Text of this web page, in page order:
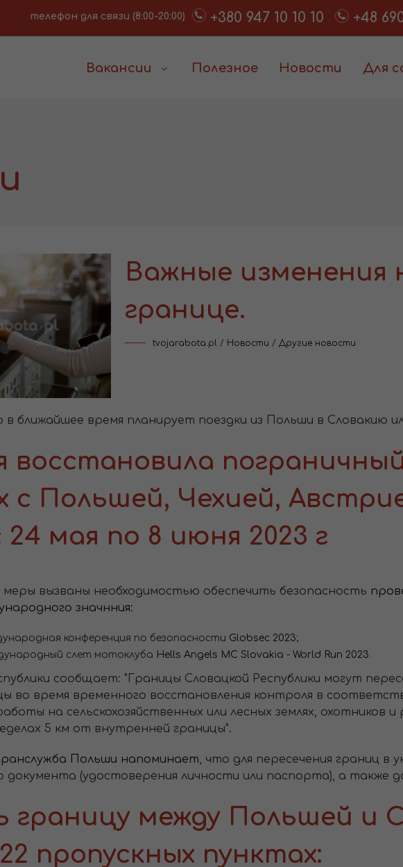
телефон для связи (8:00-20:00) +380 947 10 10 10 +48
Вакансии Полезное Новости Для
Важные изменения
границе.
tvojarabota.pl / Новости /Другие новости
в ближайшее время планирует поездки из Польши в Словакию
восстановила
с Польшей, Чехией,
24 мая по 8 июня 2023 г
меры вызваны необходимостью обеспечить безопасность
значнния:
конференция по безопасности Globsec 2023;
слет мотоклуба Hells Angels MC Slovakia - World Run 2023.
сообщает: "Границы Словацкой Республики могут
во время временного восстановления контроля в
на сельскохозяйственных или лесных землях, охотников
5 км от внутренней границы".
Польши напоминает, что для пересечения границ в
документа (удостоверения личности или паспорта), а также
границу между Польшей и
пропускных пунктах: